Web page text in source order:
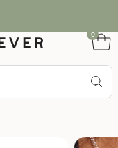
0